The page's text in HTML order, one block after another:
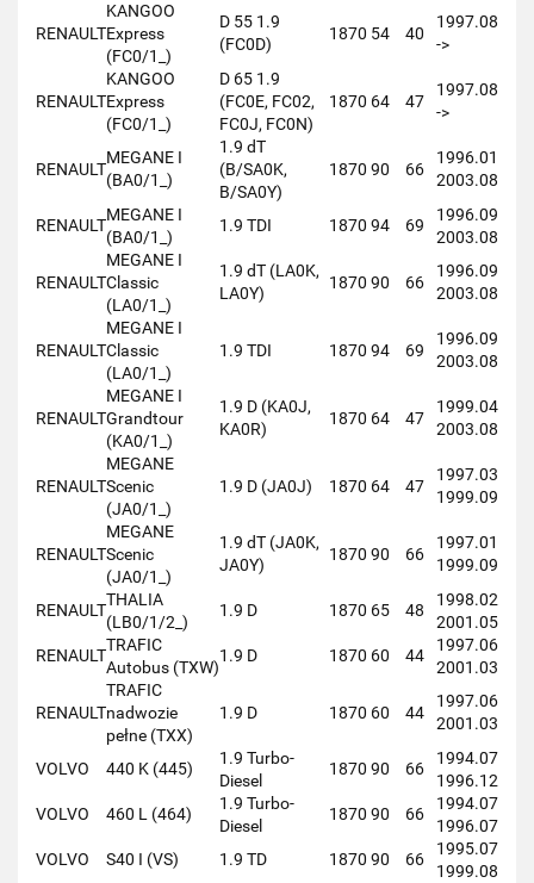
RENAULT
KANGOO
Express
(FC0/1_)
D 55 1.9
(FC0D)
1870 54 40
1997.08
->
RENAULT
KANGOO
Express
(FC0/1_)
D 65 1.9
(FC0E, FC02,
FC0J, FC0N)
1870 64 47
1997.08
->
RENAULT
MEGANE I
(BA0/1_)
1.9 dT
(B/SA0K,
B/SA0Y)
1870 90 66
1996.01
2003.08
RENAULT
MEGANE I
(BA0/1_)
1.9 TDI 1870 94 69
1996.09
2003.08
RENAULT
MEGANE I
Classic
(LA0/1_)
1.9 dT (LA0K,
LA0Y)
1870 90 66
1996.09
2003.08
RENAULT
MEGANE I
Classic
(LA0/1_)
1.9 TDI 1870 94 69
1996.09
2003.08
RENAULT
MEGANE I
Grandtour
(KA0/1_)
1.9 D (KA0J,
KA0R)
1870 64 47
1999.04
2003.08
RENAULT
MEGANE
Scenic
(JA0/1_)
1.9 D (JA0J) 1870 64 47
1997.03
1999.09
RENAULT
MEGANE
Scenic
(JA0/1_)
1.9 dT (JA0K,
JA0Y)
1870 90 66
1997.01
1999.09
RENAULT
THALIA
(LB0/1/2_)
1.9 D 1870 65 48
1998.02
2001.05
RENAULT
TRAFIC
Autobus (TXW)
1.9 D 1870 60 44
1997.06
2001.03
RENAULT
TRAFIC
nadwozie
pełne (TXX)
1.9 D 1870 60 44
1997.06
2001.03
VOLVO 440 K (445)
1.9 Turbo-
Diesel
1870 90 66
1994.07
1996.12
VOLVO
460 L (464)
1.9 Turbo-
Diesel
1870 90 66
1994.07
1996.07
VOLVO
S40 I (VS) 1.9 TD 1870 90 66
1995.07
1999.08